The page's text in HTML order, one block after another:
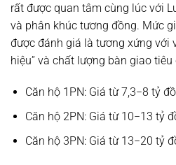
rất được quan tâm cùng lúc với
và phân khúc tương đồng. Mức
được đánh giá là tương xứng với
hiệu” và chất lượng bàn giao
Căn hộ 1PN:Giá từ7,3−8 tỷ
Căn hộ 2PN:Giá từ 10−13 tỷ
Căn hộ 3PN:Giá từ 13−20 tỷ